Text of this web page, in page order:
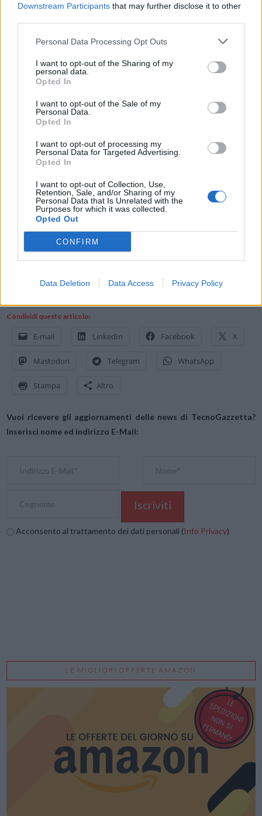
Downstream Participants that may further disclose it to other
Personal Data Processing Opt Outs
I want to opt-out of the Sharing of my
personal data.
Opted In
I want to opt-out of the Sale of my
Personal Data.
Opted In
I want to opt-out of processing my
Personal Data for Targeted Advertising.
Opted In
I want to opt-out of Collection, Use,
Retention, Sale, and/or Sharing of my
Personal Data that Is Unrelated with the
Purposes for which it was collected.
Opted Out
CONFIRM
Data Deletion Data Access Privacy Policy
Con le sue caratteristiche all’avanguardia e il design eccezionale,
OnePlus Watch 2 è più di un semplice ritorno, è una rivoluzione nel
mercato degli smartwatch. OnePlus non sta solo tornando; sta
Da “Flagship Killer” a “Costruttore di Ecosistemi”: l’ultimo
arrivo nell’ecosistema premium di OnePlus
OnePlus Buds Pro 2, e il suo primo tablet di fascia alta, OnePlus Pad.
E verso la fine dell’anno, ha rivoluzionato il mercato degli smartphone
All’inizio del 2024, OnePlus ha inoltre lanciato la sua serie flagship
OnePlus 12. Il potente ritorno del OnePlus Watch 2 rappresenta un
forte segnale che OnePlus arricchirà costantemente il proprio
ecosistema premium, elevando l’esperienza flagship dei suoi utenti.
Condividi questo articolo:
E-mail LinkedIn Facebook X
Mastodon Telegram WhatsApp
Stampa Altro
Vuoi ricevere gli aggiornamenti delle news di TecnoGazzetta?
Inserisci nome ed indirizzo E-Mail:
Acconsento al trattamento dei dati personali (Info Privacy)
LE MIGLIORI OFFERTE AMAZON